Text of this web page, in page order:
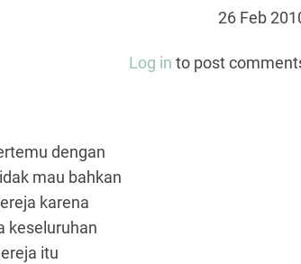
26 Feb
Log in to post
dengan
mau bahkan
karena
keseluruhan
itu